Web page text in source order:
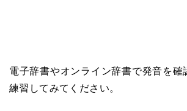
電子辞書やオンライン辞書で発音を確
練習してみてください。